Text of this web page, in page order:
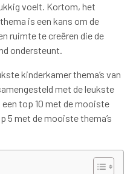
voelt. Kortom, het
is een kans om de
ruimte te creëren die de
ondersteunt.
kinderkamer thema’s van
met de leukste
een top 10 met de mooiste
5 met de mooiste thema’s